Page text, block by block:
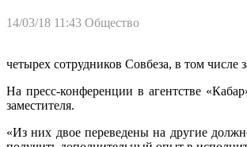
14/03/18 11:43 Общество
четырех сотрудников Совбеза, в том числе
На пресс-конференции в агентстве
заместителя.
«Из них двое переведены на другие